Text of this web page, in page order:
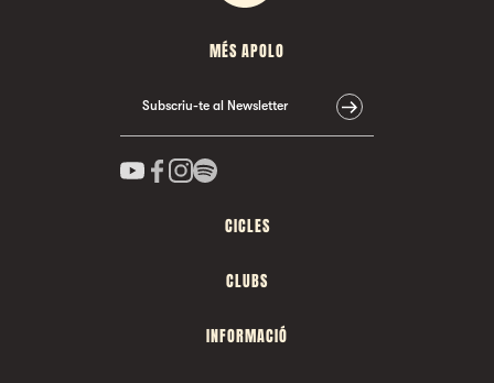
MÉS APOLO
Subscriu-te al Newsletter
CICLES
CLUBS
INFORMACIÓ